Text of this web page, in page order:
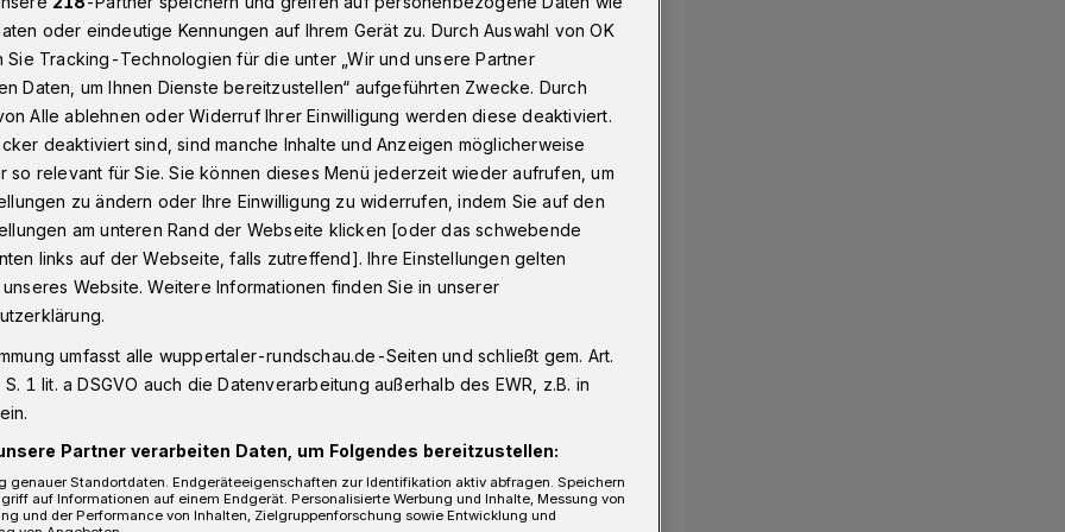
Inzidenzwert nun bei 272,688
22. September 2022
nun
(22. September 2022) um 18:05 Uhr hat
1.128 Personen gemeldet, die aktuell
sind. Der Inzidenzwert liegt bei 272,68,
den vergangenen sieben Tagen bei
oder eindeutige Kennungen auf Ihrem Gerät zu. Durch Auswahl von OK
Sie Tracking-Technologien für die unter „Wir und unsere Partner
Daten, um Ihnen Dienste bereitzustellen“ aufgeführten Zwecke. Durch
Alle ablehnen oder Widerruf Ihrer Einwilligung werden diese deaktiviert.
deaktiviert sind, sind manche Inhalte und Anzeigen möglicherweise
so relevant für Sie. Sie können dieses Menü jederzeit wieder aufrufen, um
zu ändern oder Ihre Einwilligung zu widerrufen, indem Sie auf den
am unteren Rand der Webseite klicken [oder das schwebende
links auf der Webseite, falls zutreffend]. Ihre Einstellungen gelten
Website. Weitere Informationen finden Sie in unserer
umfasst alle wuppertaler-rundschau.de-Seiten und schließt gem. Art.
1 lit. a DSGVO auch die Datenverarbeitung außerhalb des EWR, z.B. in
Partner verarbeiten Daten, um Folgendes bereitzustellen:
genauer Standortdaten. Endgeräteeigenschaften zur Identifikation aktiv abfragen. Speichern
auf Informationen auf einem Endgerät. Personalisierte Werbung und Inhalte, Messung von
und der Performance von Inhalten, Zielgruppenforschung sowie Entwicklung und